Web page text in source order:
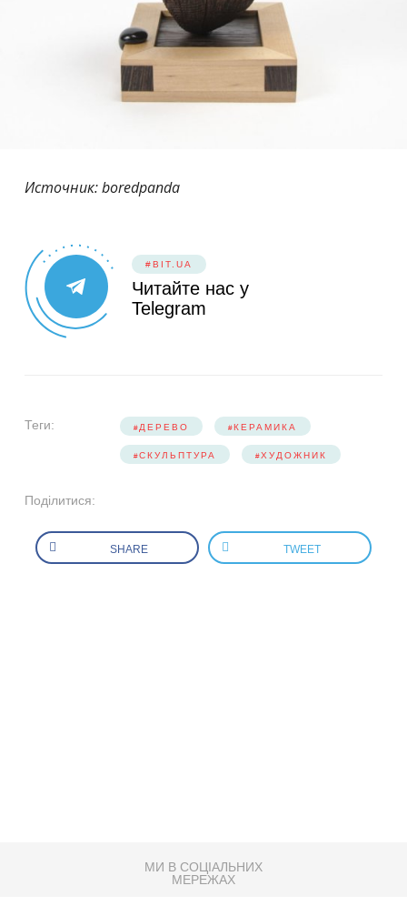
Источник: boredpanda
#BIT.UA
Читайте нас у
Telegram
Теги: ДЕРЕВО КЕРАМИКА
СКУЛЬПТУРА ХУДОЖНИК
Поділитися:
SHARE TWEET
МИ В СОЦІАЛЬНИХ
МЕРЕЖАХ